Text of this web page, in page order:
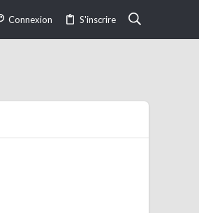
Connexion S'inscrire